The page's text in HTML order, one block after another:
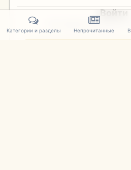
Войти
Уже зарегистрированы?
Категории и разделы Непрочитанные